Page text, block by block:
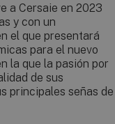
a Cersaie en 2023
y con un
el que presentará
para el nuevo
la que la pasión por
de sus
principales señas de